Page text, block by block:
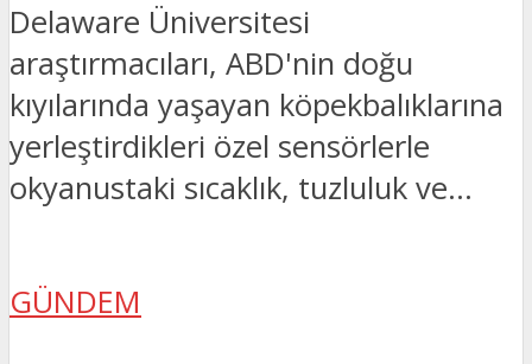
Delaware Üniversitesi
araştırmacıları, ABD'nin doğu
kıyılarında yaşayan köpekbalıklarına
yerleştirdikleri özel sensörlerle
okyanustaki sıcaklık, tuzluluk ve...
GÜNDEM